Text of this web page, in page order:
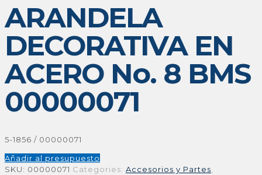
ARANDELA
DECORATIVA EN
ACERO No. 8 BMS
00000071
5-1856 / 00000071
Añadir al presupuesto
SKU: 00000071 Categories: Accesorios y Partes